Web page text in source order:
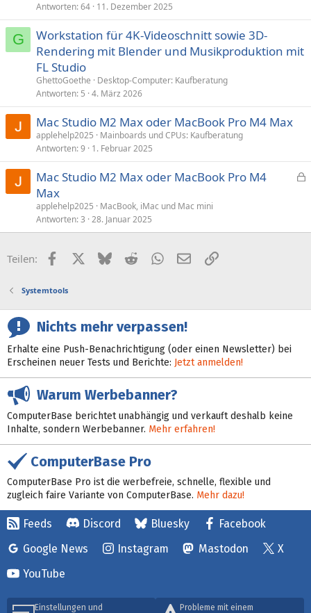
Antworten 64 11. Dezember 2025
G
Workstation für 4K-Videoschnitt sowie 3D-
Rendering mit Blender und Musikproduktion mit
FL Studio
GhettoGoethe
Desktop-Computer: Kaufberatung
Antworten 5 4. März 2026
Mac Studio M2 Max oder MacBook Pro M4 Max
applehelp2025
Mainboards und CPUs: Kaufberatung
Antworten 9 1. Februar 2025
e
Mac Studio M2 Max oder MacBook Pro M4
Max
applehelp2025
MacBook, iMac und Mac mini
Antworten 3 28. Januar 2025
Teilen: FacebookX (Twitter)
BlueskyRedditWhatsApp
E-MailLink
Systemtools
Nichts mehr verpassen!
Erhalte eine Push-Benachrichtigung (oder einen Newsletter) bei
Erscheinen neuer Tests und Berichte: Jetzt anmelden!
Warum Werbebanner?
ComputerBase berichtet unabhängig und verkauft deshalb keine
Inhalte, sondern Werbebanner. Mehr erfahren!
ComputerBase Pro
ComputerBase Pro ist die werbefreie, schnelle, flexible und
zugleich faire Variante von ComputerBase. Mehr dazu!
Feeds Discord Bluesky
Facebook
Google News
Instagram Mastodon
X
YouTube
Einstellungen und Probleme mit einem